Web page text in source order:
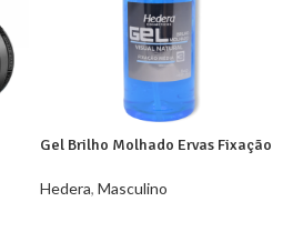
Gel Brilho Molhado Ervas Fixação
Hedera, Masculino